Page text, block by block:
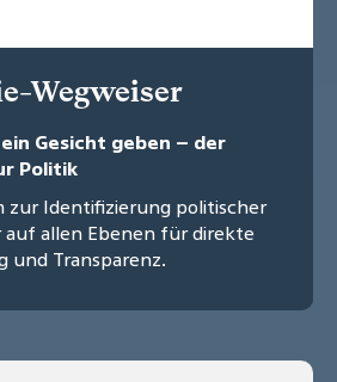
Wegweiser
Gesicht geben – der
Politik
zur Identifizierung politischer
allen Ebenen für direkte
und Transparenz.